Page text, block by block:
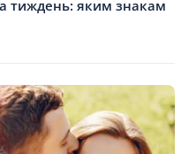
тиждень: яким знакам